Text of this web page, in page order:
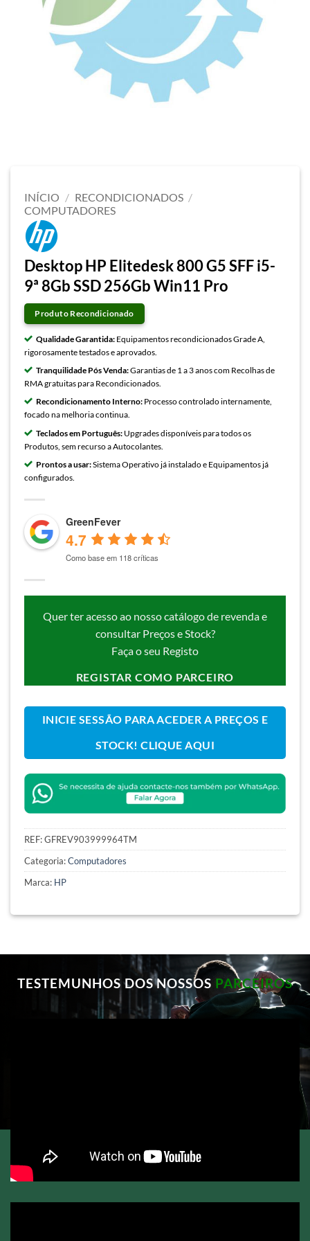
INÍCIO / RECONDICIONADOS /
COMPUTADORES
Desktop HP Elitedesk 800 G5 SFF i5-
9ª 8Gb SSD 256Gb Win11 Pro
Produto Recondicionado
Qualidade Garantida: Equipamentos recondicionados Grade A,
rigorosamente testados e aprovados.
Tranquilidade Pós Venda:Garantias de 1 a 3 anos com Recolhas de
RMA gratuitas para Recondicionados.
Recondicionamento Interno: Processo controlado internamente,
focado na melhoria continua.
Teclados em Português: Upgrades disponíveis para todos os
Produtos, sem recurso a Autocolantes.
Prontos a usar:Sistema Operativo já instalado e Equipamentos já
configurados.
GreenFever
4.7
Como base em 118 críticas
Quer ter acesso ao nosso catálogo de revenda e
consultar Preços e Stock?
Faça o seu Registo
REGISTAR COMO PARCEIRO
INICIE SESSÃO PARA ACEDER A PREÇOS E
STOCK! CLIQUE AQUI
REF:GFREV903999964TM
Categoria:Computadores
Marca: HP
TESTEMUNHOS DOS NOSSOS PARCEIROS